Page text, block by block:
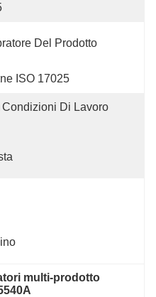
Del Prodotto
ISO 17025
Condizioni Di Lavoro
multi-prodotto